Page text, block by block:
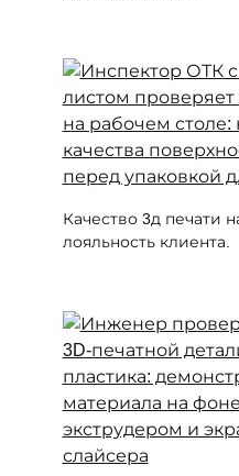
Качество 3д печати
лояльность клиента.